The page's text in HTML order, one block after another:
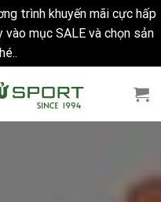
trình khuyến mãi cực hấp
mục SALE và chọn sản